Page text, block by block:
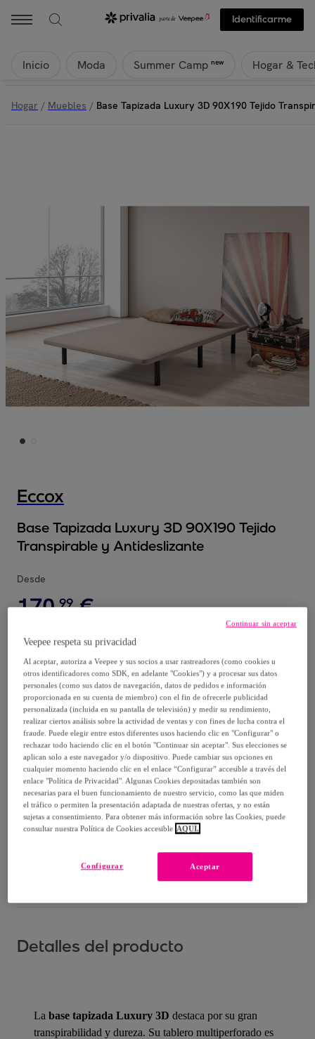
Identificarme
Inicio Moda Summer Camp new Hogar &
Hogar / Muebles / Base Tapizada Luxury 3D 90X190 Tejido
Eccox
Base Tapizada Luxury 3D 90X190 Tejido
Transpirable y Antideslizante
Desde
170,99 €
476, €
%
Vendido porEccox
Entrega
Envío gratis
Entrega: Entre el17/09y el20/09
¿Cómo funciona?
Detalles del producto
La base tapizada Luxury 3D destaca por su gran
transpirabilidad y dureza. Su tablero multiperforado es
Veepee respeta su privacidad
Al aceptar, autoriza a Veepee y sus socios a usar rastreadores (como cookies u
otros identificadores como SDK, en adelante "Cookies") y a procesar sus datos
personales (como sus datos de navegación, datos de pedidos e información
proporcionada en su cuenta de miembro) con el fin de ofrecerle publicidad
personalizada (incluida en su pantalla de televisión) y medir su rendimiento,
realizar ciertos análisis sobre la actividad de ventas y con fines de lucha contra el
fraude. Puede elegir entre estos diferentes usos haciendo clic en "Configurar" o
rechazar todo haciendo clic en el botón "Continuar sin aceptar". Sus elecciones se
aplican solo a este navegador y/o dispositivo. Puede cambiar sus opciones en
cualquier momento haciendo clic en el enlace “Configurar” accesible a través del
enlace "Política de Privacidad". Algunas Cookies depositadas también son
necesarias para el buen funcionamiento de nuestro servicio, como las que miden
el tráfico o permiten la presentación adaptada de nuestras ofertas, y no están
sujetas a consentimiento. Para obtener más información sobre las Cookies, puede
consultar nuestra Política de Cookies accesible AQUÍ.
Aceptar
Configurar
Continuar sin aceptar